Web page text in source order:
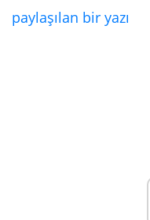
paylaşılan bir yazı